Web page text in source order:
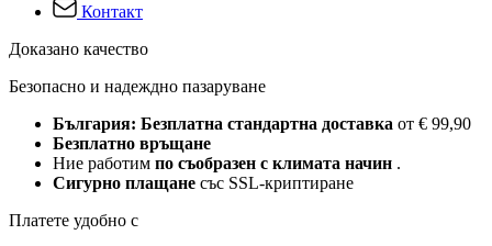
Контакт
Доказано качество
Безопасно и надеждно пазаруване
България: Безплатна стандартна доставка от € 99,90
Безплатно връщане
Ние работим по съобразен с климата начин .
Сигурно плащане със SSL-криптиране
Платете удобно с